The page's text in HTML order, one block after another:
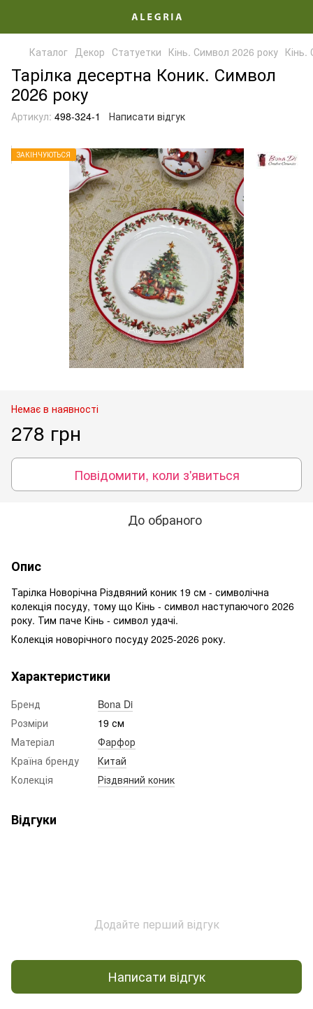
Каталог Декор Статуетки Кінь. Символ 2026 року
Тарілка десертна Коник. Символ
2026 року
Артикул: 498-324-1 Написати відгук
ЗАКІНЧУЮТЬСЯ
Немає в наявності
278 грн
Повідомити, коли з'явиться
До обраного
Опис
Тарілка Новорічна Різдвяний коник 19 см - символічна
колекція посуду, тому що Кінь - символ наступаючого 2026
року. Тим паче Кінь - символ удачі.
Колекція новорічного посуду 2025-2026 року.
Характеристики
Бренд
Bona Di
Розміри
19 см
Матеріал
Фарфор
Країна бренду
Китай
Колекція
Різдвяний коник
Відгуки
Додайте перший відгук
Написати відгук